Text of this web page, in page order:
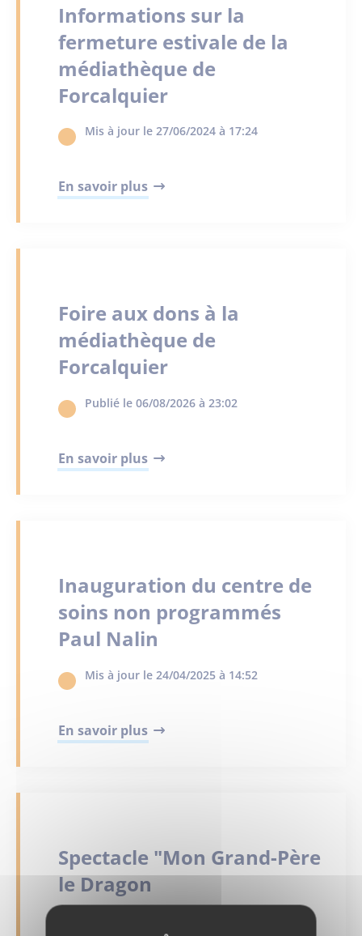
Informations sur la
fermeture estivale de la
médiathèque de
Forcalquier
Mis à jour le 27/06/2024 à 17:24
En savoir plus
Foire aux dons à la
médiathèque de
Forcalquier
Publié le 06/08/2026 à 23:02
En savoir plus
Inauguration du centre de
soins non programmés
Paul Nalin
Mis à jour le 24/04/2025 à 14:52
En savoir plus
Spectacle "Mon Grand-Père
le Dragon